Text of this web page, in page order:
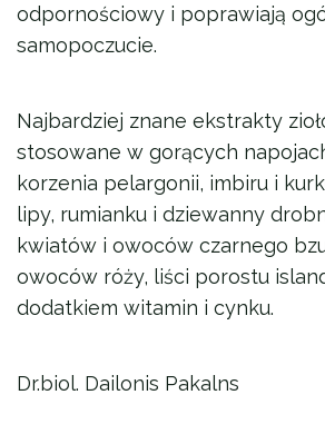
odpornościowy i poprawiają
samopoczucie.
Najbardziej znane ekstrakty
stosowane w gorących
korzenia pelargonii, imbiru i
lipy, rumianku i dziewanny
kwiatów i owoców czarnego
owoców róży, liści porostu
dodatkiem witamin i cynku.
Dr.biol. Dailonis Pakalns